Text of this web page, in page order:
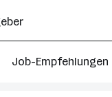
Job-Empfehlungen